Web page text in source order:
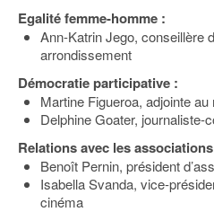
Egalité femme-homme :
Ann-Katrin Jego, conseillère
arrondissement
Démocratie participative :
Martine Figueroa, adjointe
Delphine Goater, journaliste-
Relations avec les
Benoît Pernin, président
Isabella Svanda, vice-
cinéma